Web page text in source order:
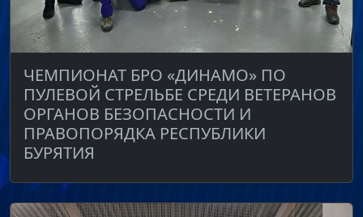
ЧЕМПИОНАТ БРО «ДИНАМО» ПО
ПУЛЕВОЙ СТРЕЛЬБЕ СРЕДИ ВЕТЕРАНОВ
ОРГАНОВ БЕЗОПАСНОСТИ И
ПРАВОПОРЯДКА РЕСПУБЛИКИ
БУРЯТИЯ